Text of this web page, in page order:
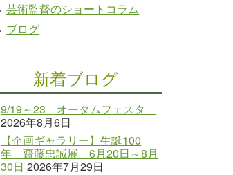
芸術監督のショートコラム
ブログ
新着ブログ
9/19～23 オータムフェスタ
2026年8月6日
【企画ギャラリー】生誕100
年 齋藤忠誠展 6月20日～8月
30日 2026年7月29日